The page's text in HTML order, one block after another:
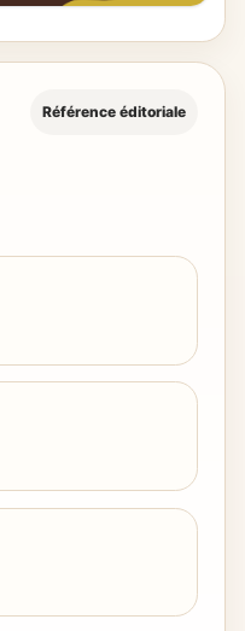
Référence éditoriale